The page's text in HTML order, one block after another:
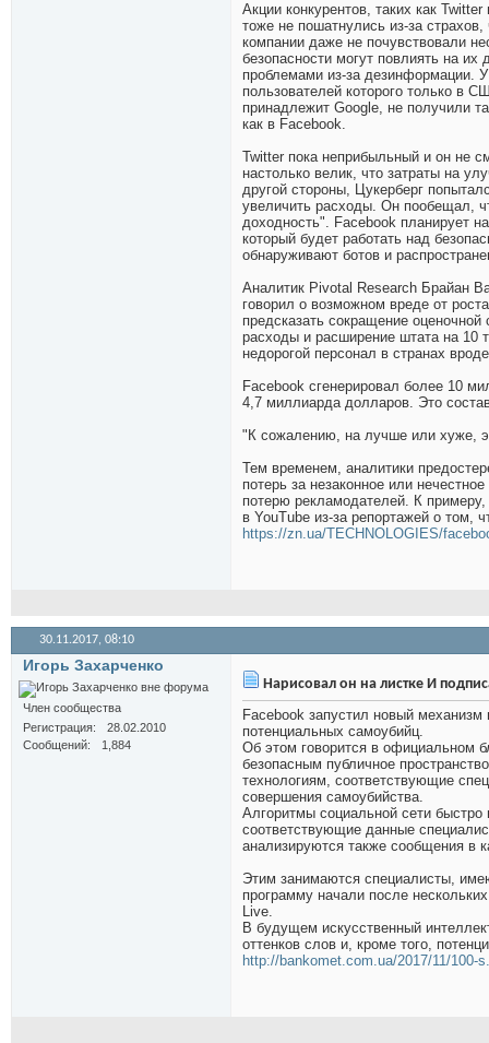
Акции конкурентов, таких как
тоже не пошатнулись из-за
компании даже не почувствовали
безопасности могут повлиять на
проблемами из-за дезинформации.
пользователей которого только в
принадлежит Google, не получили
как в Facebook.
Twitter пока неприбыльный и он не
настолько велик, что затраты на
другой стороны, Цукерберг
увеличить расходы. Он пообещал,
доходность". Facebook планирует
который будет работать над
обнаруживают ботов и
Аналитик Pivotal Research Брайан
говорил о возможном вреде от
предсказать сокращение
расходы и расширение штата на 10
недорогой персонал в странах
Facebook сгенерировал более 10
4,7 миллиарда долларов. Это
"К сожалению, на лучше или хуже,
Тем временем, аналитики
потерь за незаконное или
потерю рекламодателей. К
в YouTube из-за репортажей о том,
https://zn.ua/TECHNOLOGIES/
30.11.2017, 08:10
Игорь Захарченко
Член сообщества
Регистрация
28.02.2010
Сообщений
1,884
Нарисовал он на листке И
Facebook запустил новый механизм
потенциальных самоубийц.
Об этом говорится в официальном
безопасным публичное
технологиям, соответствующие
совершения самоубийства.
Алгоритмы социальной сети
соответствующие данные
анализируются также сообщения в
Этим занимаются специалисты,
программу начали после
Live.
В будущем искусственный
оттенков слов и, кроме того,
http://bankomet.com.ua/2017/11/100-